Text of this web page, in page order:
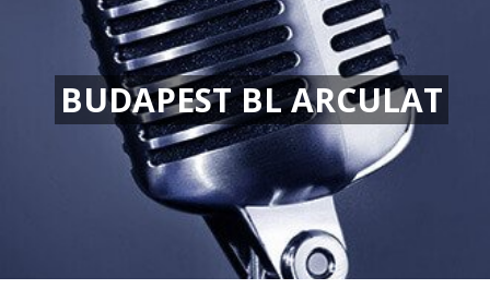
BUDAPEST BL ARCULAT